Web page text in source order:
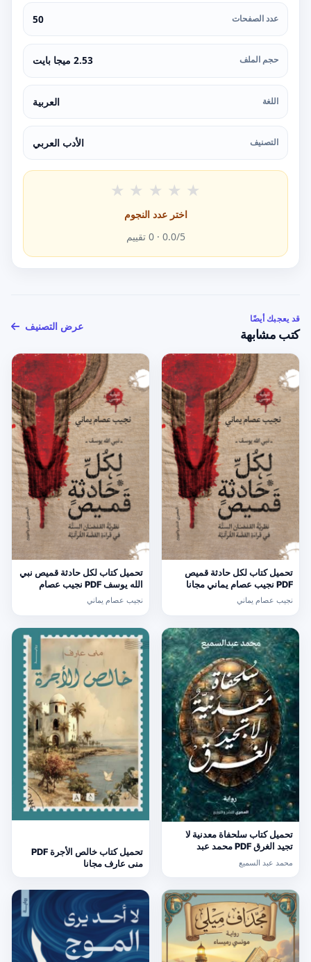
عدد الصفحات 50
حجم الملف 2.53 ميجا بايت
اللغة العربية
التصنيف الأدب العربي
★ ★ ★ ★ ★
اختر عدد النجوم
0.0/5 ·
0 تقييم
قد يعجبك أيضًا
كتب مشابهة
عرض التصنيف
تحميل كتاب لكل حادثة قميص
PDF نجيب عصام يماني مجانا
نجيب عصام يماني
تحميل كتاب لكل حادثة قميص نبي
الله يوسف PDF نجيب عصام
يماني مجانا
نجيب عصام يماني
تحميل كتاب سلحفاة معدنية لا
تجيد الغرق PDF محمد عبد
محمد عبد السميع
تحميل كتاب خالص الأجرة PDF
منى عارف مجانا